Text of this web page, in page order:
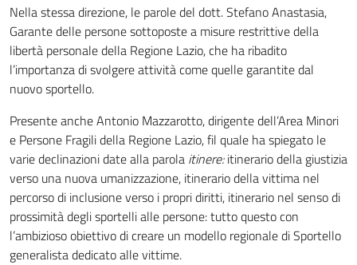
Nella stessa direzione, le parole del dott. Stefano Anastasia,
Garante delle persone sottoposte a misure restrittive della
libertà personale della Regione Lazio, che ha ribadito
l’importanza di svolgere attività come quelle garantite dal
nuovo sportello.
Presente anche Antonio Mazzarotto, dirigente dell’Area Minori
e Persone Fragili della Regione Lazio, fil quale ha spiegato le
varie declinazioni date alla parola itinere:itinerario della giustizia
verso una nuova umanizzazione, itinerario della vittima nel
percorso di inclusione verso i propri diritti, itinerario nel senso di
prossimità degli sportelli alle persone: tutto questo con
l’ambizioso obiettivo di creare un modello regionale di Sportello
generalista dedicato alle vittime.